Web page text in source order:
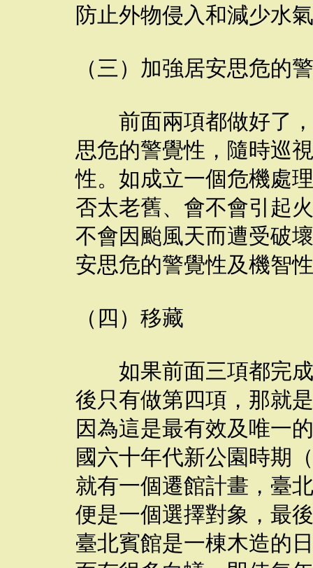
防止外物侵入和減少水
（三）加強居安思危的
前面兩項都做好了，
思危的警覺性，隨時巡
性。如成立一個危機處
否太老舊、會不會引起
不會因颱風天而遭受破
安思危的警覺性及機智
（四）移藏
如果前面三項都完成
後只有做第四項，那就
因為這是最有效及唯一
國六十年代新公園時期
就有一個遷館計畫，臺
便是一個選擇對象，最
臺北賓館是一棟木造的